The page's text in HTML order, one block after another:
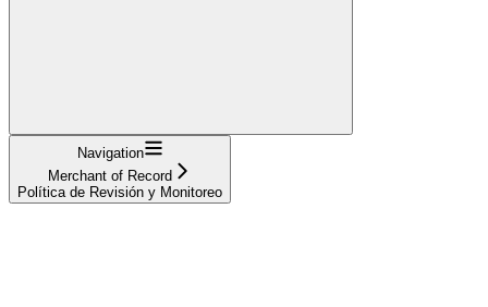
Navigation
Merchant of Record
Política de Revisión y Monitoreo